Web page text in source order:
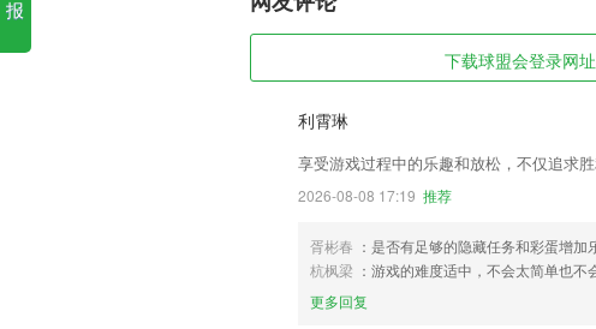
下载球盟会登录网
利霄琳
享受游戏过程中的乐趣和放松，不仅追求
2026-08-08 17:19 推荐
胥彬春 ：是否有足够的隐藏任务和彩蛋增加
杭枫梁 ：游戏的难度适中，不会太简单也不
更多回复
报